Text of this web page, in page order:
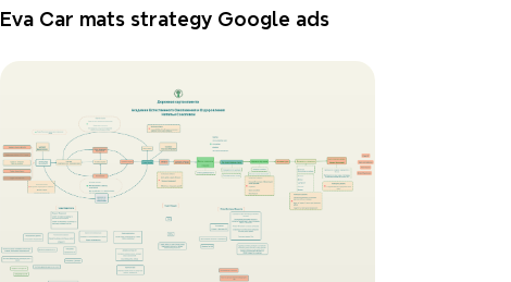
Eva Car mats strategy Google ads